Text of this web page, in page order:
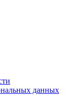
данных